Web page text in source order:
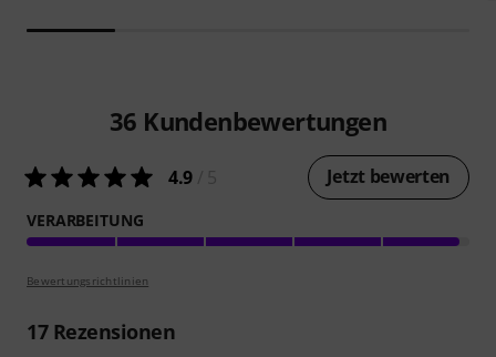
36 Kundenbewertungen
4.9 Jetzt bewerten
VERARBEITUNG
Bewertungsrichtlinien
17Rezensionen